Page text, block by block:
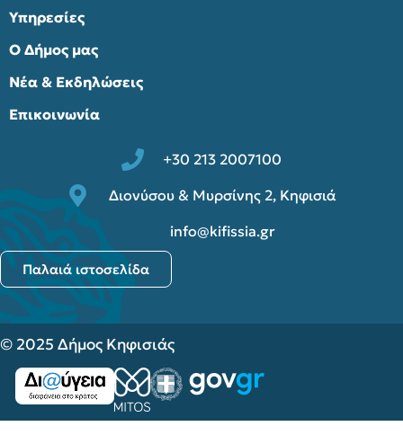
Υπηρεσίες
Ο Δήμος μας
Νέα & Εκδηλώσεις
Επικοινωνία
+30 213 2007100
Διονύσου & Μυρσίνης 2, Κηφισιά
info@kifissia.gr
Παλαιά ιστοσελίδα
© 2025 Δήμος Κηφισιάς